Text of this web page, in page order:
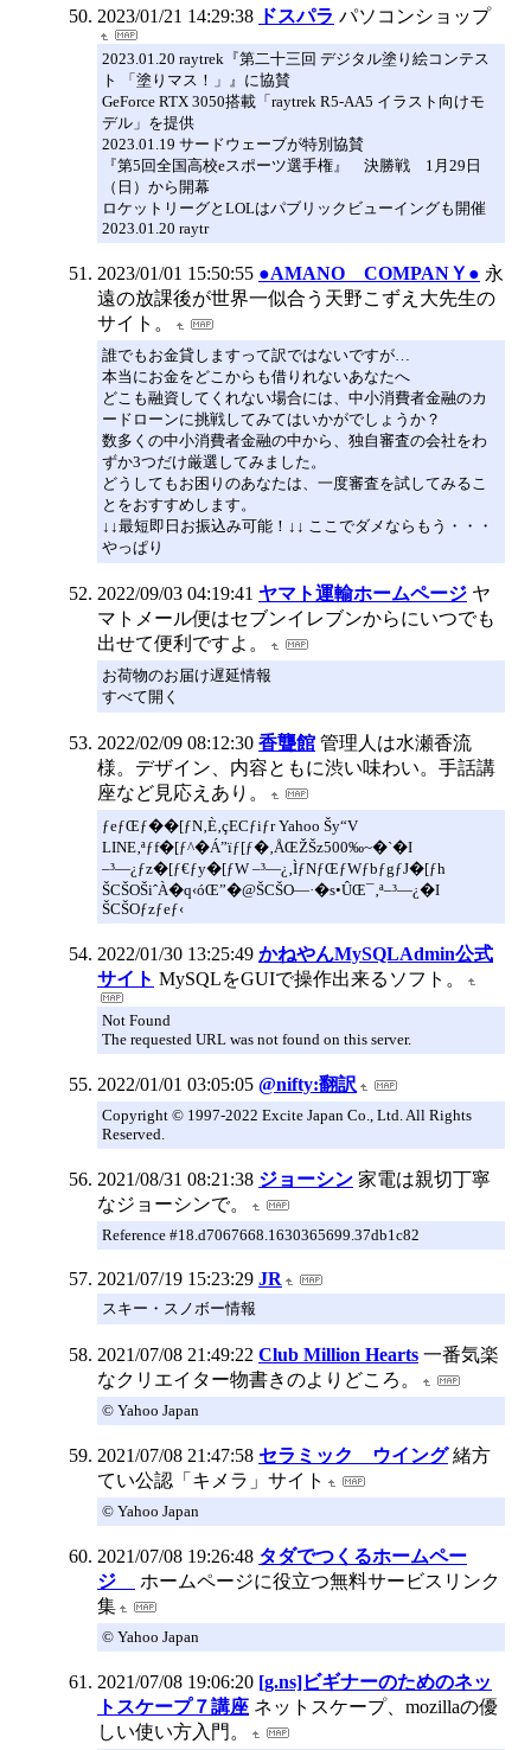
2023/01/21 14:29:38 ドスパラ パソコンショップ
2023.01.20 raytrek『第二十三回 デジタル塗り絵コンテス
ト 「塗りマス！」』に協賛
GeForce RTX 3050搭載「raytrek R5-AA5 イラスト向けモ
デル」を提供
2023.01.19 サードウェーブが特別協賛
『第5回全国高校eスポーツ選手権』 決勝戦 1月29日
（日）から開幕
ロケットリーグとLOLはパブリックビューイングも開催
2023.01.20 raytr
2023/01/01 15:50:55 ●AMANO COMPANＹ● 永
遠の放課後が世界一似合う天野こずえ大先生の
サイト。
誰でもお金貸しますって訳ではないですが…
本当にお金をどこからも借りれないあなたへ
どこも融資してくれない場合には、中小消費者金融のカ
ードローンに挑戦してみてはいかがでしょうか？
数多くの中小消費者金融の中から、独自審査の会社をわ
ずか3つだけ厳選してみました。
どうしてもお困りのあなたは、一度審査を試してみるこ
とをおすすめします。
↓↓最短即日お振込み可能！↓↓ ここでダメならもう・・・
やっぱり
2022/09/03 04:19:41 ヤマト運輸ホームページ ヤ
マトメール便はセブンイレブンからにいつでも
出せて便利ですよ。
お荷物のお届け遅延情報
すべて開く
2022/02/09 08:12:30 香聾館 管理人は水瀬香流
様。デザイン、内容ともに渋い味わい。手話講
座など見応えあり。
ƒeƒŒƒ��[ƒN‚È‚çECƒiƒr Yahoo Šy“V
LINE‚ªƒf�[ƒ^�Á”ïƒ[ƒ�‚ÅŒŽŠz500‰~�`�I
–³—¿ƒz�[ƒ€ƒy�[ƒW –³—¿‚ÌƒNƒŒƒWƒbƒgƒJ�[ƒh
ŠCŠOŠiˆÀ�q‹óŒ”�@ŠCŠO—·�s•ÛŒ¯‚ª–³—¿�I
ŠCŠOƒzƒeƒ‹
2022/01/30 13:25:49 かねやんMySQLAdmin公式
サイト MySQLをGUIで操作出来るソフト。
Not Found
The requested URL was not found on this server.
2022/01/01 03:05:05 @nifty:翻訳
Copyright © 1997-2022 Excite Japan Co., Ltd. All Rights
Reserved.
2021/08/31 08:21:38 ジョーシン 家電は親切丁寧
なジョーシンで。
Reference #18.d7067668.1630365699.37db1c82
2021/07/19 15:23:29 JR
スキー・スノボー情報
2021/07/08 21:49:22 Club Million Hearts 一番気楽
なクリエイター物書きのよりどころ。
© Yahoo Japan
2021/07/08 21:47:58 セラミック ウイング 緒方
てい公認「キメラ」サイト
© Yahoo Japan
2021/07/08 19:26:48 タダでつくるホームペー
ジ
ホームページに役立つ無料サービスリンク
集
© Yahoo Japan
2021/07/08 19:06:20 [g.ns]ビギナーのためのネッ
トスケープ７講座 ネットスケープ、mozillaの優
しい使い方入門。